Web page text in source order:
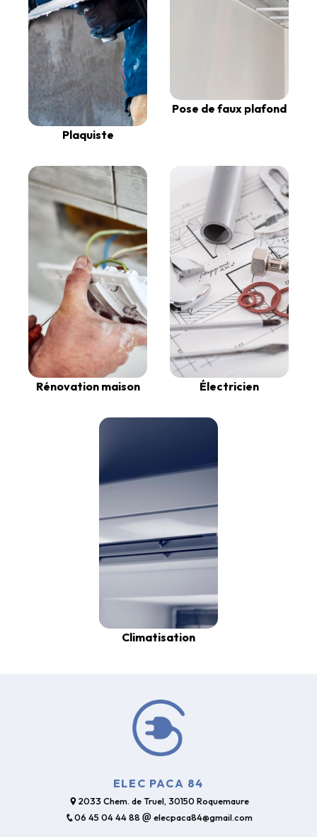
Plaquiste
Pose de faux plafond
Rénovation maison Électricien
Climatisation
ELEC PACA 84
2033 Chem. de Truel, 30150 Roquemaure
06 45 04 44 88
elecpaca84@gmail.com